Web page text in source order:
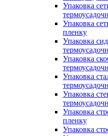
Упаковка
Упаковка
пленку
Упаковка
Упаковка
Упаковка
Упаковка
Упаковка
пленку
Упаковка